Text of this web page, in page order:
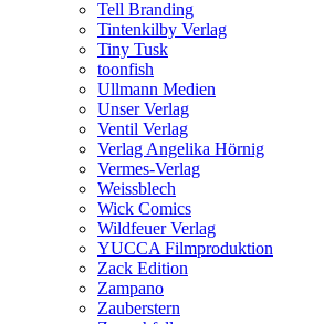
Tell Branding
Tintenkilby Verlag
Tiny Tusk
toonfish
Ullmann Medien
Unser Verlag
Ventil Verlag
Verlag Angelika Hörnig
Vermes-Verlag
Weissblech
Wick Comics
Wildfeuer Verlag
YUCCA Filmproduktion
Zack Edition
Zampano
Zauberstern